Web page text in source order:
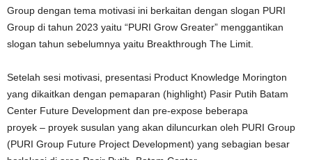
Group dengan tema motivasi ini berkaitan dengan slogan PURI
Group di tahun 2023 yaitu “PURI Grow Greater” menggantikan
slogan tahun sebelumnya yaitu Breakthrough The Limit.
Setelah sesi motivasi, presentasi Product Knowledge Morington
yang dikaitkan dengan pemaparan (highlight) Pasir Putih Batam
Center Future Development dan pre-expose beberapa
proyek – proyek susulan yang akan diluncurkan oleh PURI Group
(PURI Group Future Project Development) yang sebagian besar